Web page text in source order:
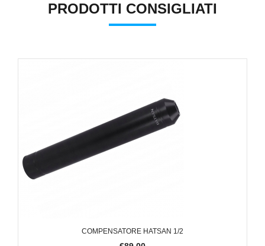
PRODOTTI CONSIGLIATI
COMPENSATORE HATSAN 1/2